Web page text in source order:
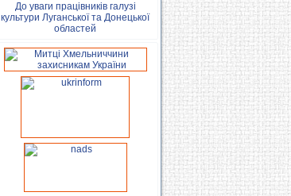
До уваги працівників галузі
культури Луганської та Донецької
областей